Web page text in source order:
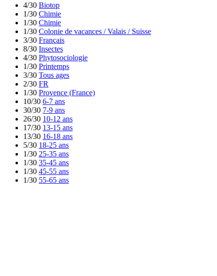
4/30 Biotop
1/30 Chimie
1/30 Chimie
1/30 Colonie de vacances / Valais / Suisse
3/30 Français
8/30 Insectes
4/30 Phytosociologie
1/30 Printemps
3/30 Tous ages
2/30 FR
1/30 Provence (France)
10/30 6-7 ans
30/30 7-9 ans
26/30 10-12 ans
17/30 13-15 ans
13/30 16-18 ans
5/30 18-25 ans
1/30 25-35 ans
1/30 35-45 ans
1/30 45-55 ans
1/30 55-65 ans